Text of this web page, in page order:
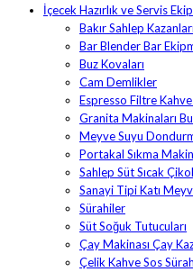
İçecek Hazırlık ve Servis
Bakır Sahlep Kazanları
Bar Blender Bar
Buz Kovaları
Cam Demlikler
Espresso Filtre
Granita Makinaları
Meyve Suyu
Portakal Sıkma
Sahlep Süt Sıcak
Sanayi Tipi Katı
Sürahiler
Süt Soğuk Tutucuları
Çay Makinası Çay
Çelik Kahve Sos